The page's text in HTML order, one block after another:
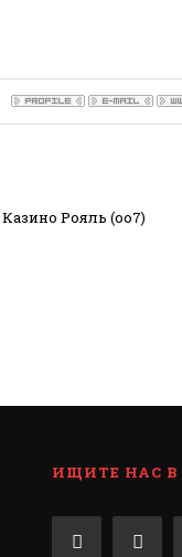
Казино Рояль (оо7)
ИЩИТЕ НАС В